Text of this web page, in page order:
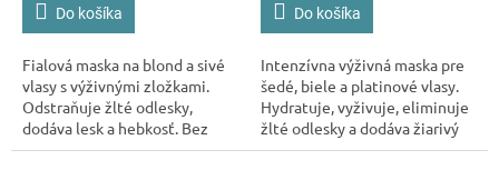
Do košíka
Fialová maska na blond a sivé
vlasy s výživnými zložkami.
Odstraňuje žlté odlesky,
dodáva lesk a hebkosť. Bez
parafínu a sulfátov. 250 ml.
Do košíka
Intenzívna výživná maska pre
šedé, biele a platinové vlasy.
Hydratuje, vyživuje, eliminuje
žlté odlesky a dodáva žiarivý
strieborný lesk.